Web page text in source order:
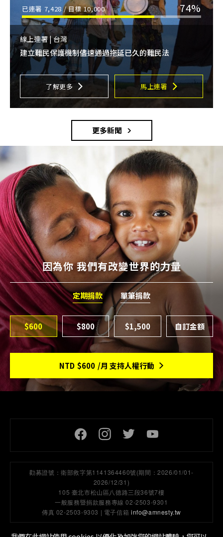
已連署 7,428/ 目標10,000 74%
線上連署 | 台灣
建立難民保護機制儘速通過拖延已久的難民法
了解更多 馬上連署
更多新聞
因為你 我們有改變世界的力量
定期捐款 單筆捐款
$600 $800 $1,500
NTD $600 /月 支持人權行動
頁尾社交連結
勸募證號：衛部救字第1141364460號(期間：2026/01/01-
2026/12/31)
105 臺北市松山區八德路三段36號7樓
一般服務暨捐款服務專線 02-2503-9301
傳真 02-2503-9303 | 電子信箱 info@amnesty.tw